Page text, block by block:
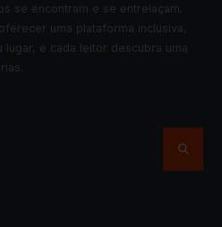
se encontram e se entrelaçam.
uma plataforma inclusiva,
e cada leitor descubra uma